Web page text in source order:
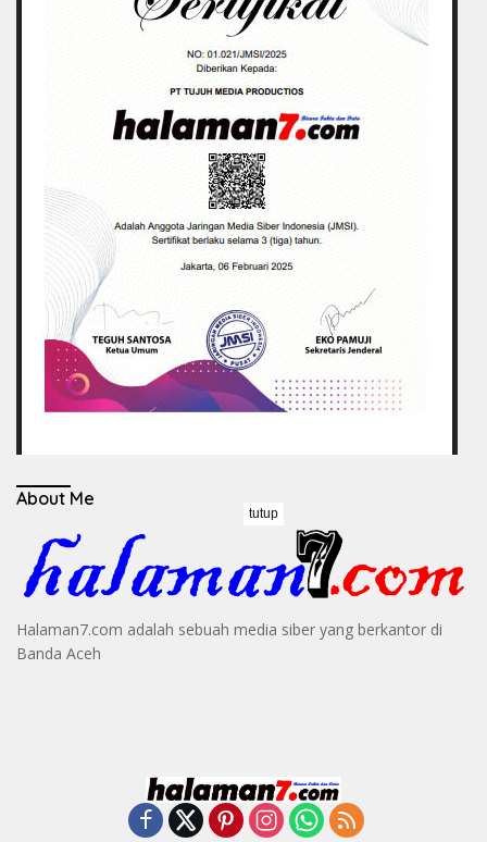
About Me
Halaman7.com adalah sebuah media siber yang berkantor di
Banda Aceh
tutup